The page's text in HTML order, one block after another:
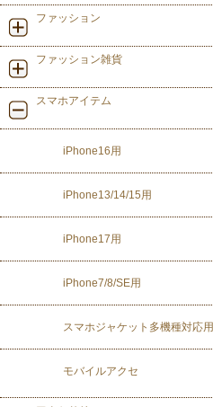
ファッション
ファッション雑貨
スマホアイテム
iPhone16用
iPhone13/14/15用
iPhone17用
iPhone7/8/SE用
スマホジャケット多機種対応用
モバイルアクセ